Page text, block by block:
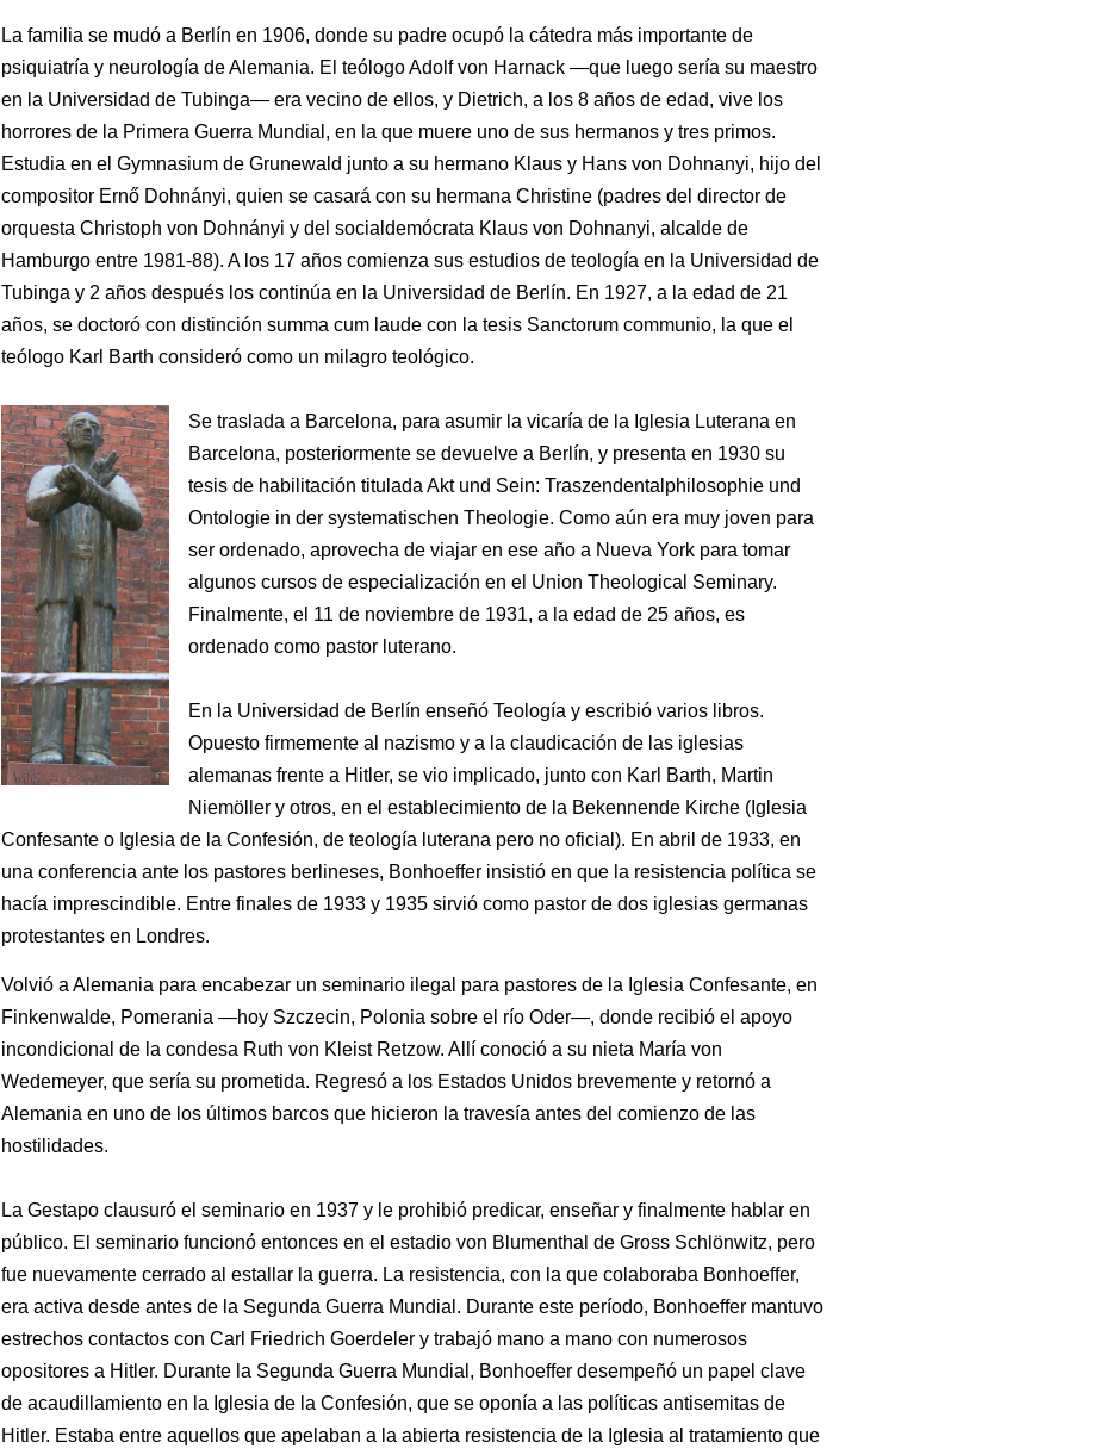
La familia se mudó a Berlín en 1906, donde su padre ocupó la cátedra más importante de
psiquiatría y neurología de Alemania. El teólogo Adolf von Harnack —que luego sería su maestro
en la Universidad de Tubinga— era vecino de ellos, y Dietrich, a los 8 años de edad, vive los
horrores de la Primera Guerra Mundial, en la que muere uno de sus hermanos y tres primos.
Estudia en el Gymnasium de Grunewald junto a su hermano Klaus y Hans von Dohnanyi, hijo del
compositor Ernő Dohnányi, quien se casará con su hermana Christine (padres del director de
orquesta Christoph von Dohnányi y del socialdemócrata Klaus von Dohnanyi, alcalde de
Hamburgo entre 1981-88). A los 17 años comienza sus estudios de teología en la Universidad de
Tubinga y 2 años después los continúa en la Universidad de Berlín. En 1927, a la edad de 21
años, se doctoró con distinción summa cum laude con la tesis Sanctorum communio, la que el
teólogo Karl Barth consideró como un milagro teológico.
Se traslada a Barcelona, para asumir la vicaría de la Iglesia Luterana en
Barcelona, posteriormente se devuelve a Berlín, y presenta en 1930 su
tesis de habilitación titulada Akt und Sein: Traszendentalphilosophie und
Ontologie in der systematischen Theologie. Como aún era muy joven para
ser ordenado, aprovecha de viajar en ese año a Nueva York para tomar
algunos cursos de especialización en el Union Theological Seminary.
Finalmente, el 11 de noviembre de 1931, a la edad de 25 años, es
ordenado como pastor luterano.
En la Universidad de Berlín enseñó Teología y escribió varios libros.
Opuesto firmemente al nazismo y a la claudicación de las iglesias
alemanas frente a Hitler, se vio implicado, junto con Karl Barth, Martin
Niemöller y otros, en el establecimiento de la Bekennende Kirche (Iglesia
Confesante o Iglesia de la Confesión, de teología luterana pero no oficial). En abril de 1933, en
una conferencia ante los pastores berlineses, Bonhoeffer insistió en que la resistencia política se
hacía imprescindible. Entre finales de 1933 y 1935 sirvió como pastor de dos iglesias germanas
protestantes en Londres.
Volvió a Alemania para encabezar un seminario ilegal para pastores de la Iglesia Confesante, en
Finkenwalde, Pomerania —hoy Szczecin, Polonia sobre el río Oder—, donde recibió el apoyo
incondicional de la condesa Ruth von Kleist Retzow. Allí conoció a su nieta María von
Wedemeyer, que sería su prometida. Regresó a los Estados Unidos brevemente y retornó a
Alemania en uno de los últimos barcos que hicieron la travesía antes del comienzo de las
hostilidades.
La Gestapo clausuró el seminario en 1937 y le prohibió predicar, enseñar y finalmente hablar en
público. El seminario funcionó entonces en el estadio von Blumenthal de Gross Schlönwitz, pero
fue nuevamente cerrado al estallar la guerra. La resistencia, con la que colaboraba Bonhoeffer,
era activa desde antes de la Segunda Guerra Mundial. Durante este período, Bonhoeffer mantuvo
estrechos contactos con Carl Friedrich Goerdeler y trabajó mano a mano con numerosos
opositores a Hitler. Durante la Segunda Guerra Mundial, Bonhoeffer desempeñó un papel clave
de acaudillamiento en la Iglesia de la Confesión, que se oponía a las políticas antisemitas de
Hitler. Estaba entre aquellos que apelaban a la abierta resistencia de la Iglesia al tratamiento que